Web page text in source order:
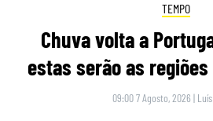
TEMPO
Chuva volta a
estas serão as
09:00 7 Agosto, 2026 |